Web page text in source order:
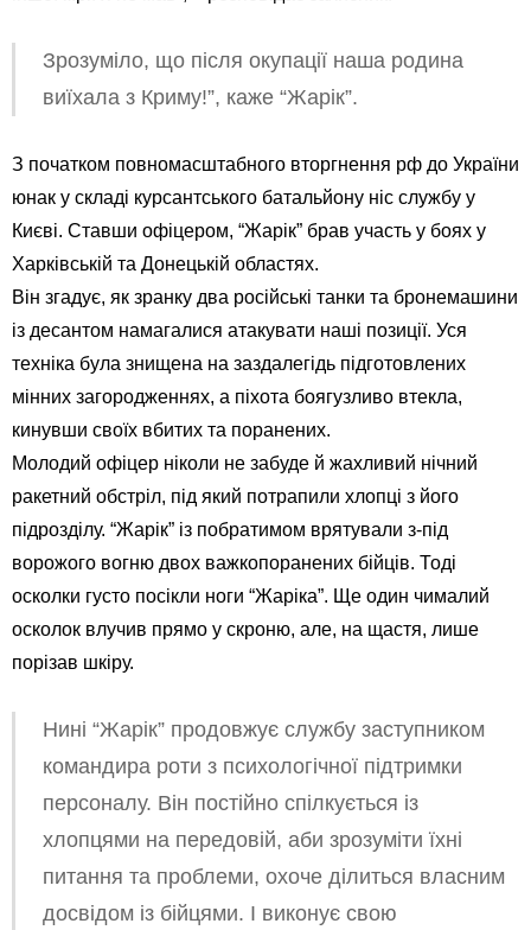
Зрозуміло, що після окупації наша родина
виїхала з Криму!”, каже “Жарік”.
З початком повномасштабного вторгнення рф до України
юнак у складі курсантського батальйону ніс службу у
Києві. Ставши офіцером, “Жарік” брав участь у боях у
Харківській та Донецькій областях.
Він згадує, як зранку два російські танки та бронемашини
із десантом намагалися атакувати наші позиції. Уся
техніка була знищена на заздалегідь підготовлених
мінних загородженнях, а піхота боягузливо втекла,
кинувши своїх вбитих та поранених.
Молодий офіцер ніколи не забуде й жахливий нічний
ракетний обстріл, під який потрапили хлопці з його
підрозділу. “Жарік” із побратимом врятували з-під
ворожого вогню двох важкопоранених бійців. Тоді
осколки густо посікли ноги “Жаріка”. Ще один чималий
осколок влучив прямо у скроню, але, на щастя, лише
порізав шкіру.
Нині “Жарік” продовжує службу заступником
командира роти з психологічної підтримки
персоналу. Він постійно спілкується із
хлопцями на передовій, аби зрозуміти їхні
питання та проблеми, охоче ділиться власним
досвідом із бійцями. І виконує свою